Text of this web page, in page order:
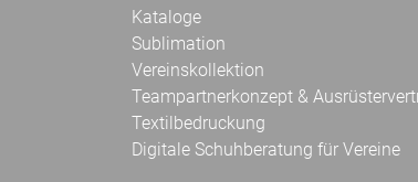
Kataloge
Sublimation
Vereinskollektion
Teampartnerkonzept &
Textilbedruckung
Digitale Schuhberatung für Vereine